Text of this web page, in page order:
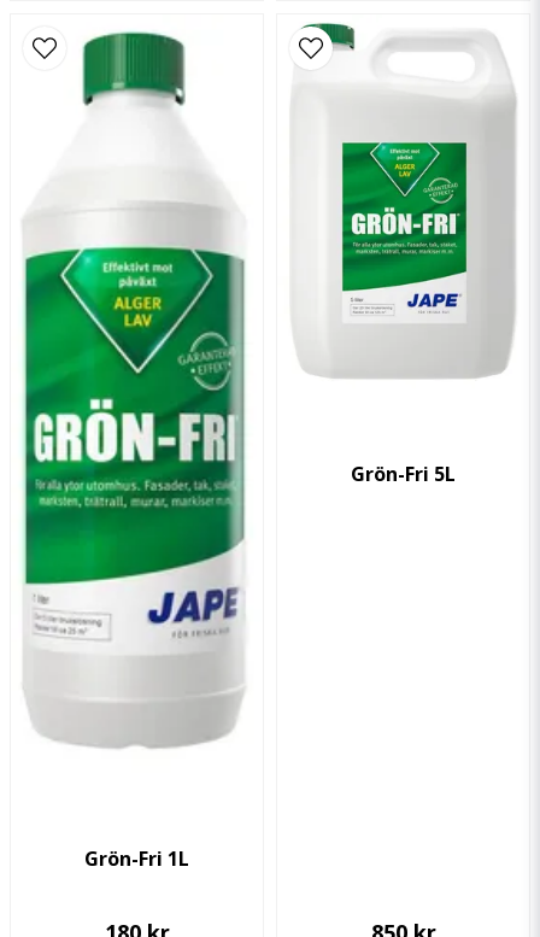
Mögel-Fri innehåller UV-aktiva ämnen som möjliggör okulär
besiktning av de behandlade ytorna. Utrymmet som kontrolleras
måste vara helt mörklagt. Ytorna belyses med UV-lampa med
våglängd 400nm. Avstånd mellan lampa och ytan varierar från
någon centimeter för mörka material till ca 50 cm för ljusa
material. Ha alltid en obehandlad bit av ytmaterialet som
referens vid kontrollen. På mycket mörka material kan effekten
av det UV-aktiva ämnet vara mycket liten. Pappret på gipsskivor
kan innehålla spår av optiska vitmedel som syns vid belysning
med UV-ljus.
Åtgång
0,2-0,25 liter/m² beroende på ytans karaktär. En liter Mögel-Fri
räcker till ca 5 m²
Andningsskydd (partikelfilter P2), skyddshandskar och
skyddsglasögon bör användas vid sprutning. Kan irritera
Förvaring/hållbarhet
Grön-Fri 1L
Grön-Fri 5L